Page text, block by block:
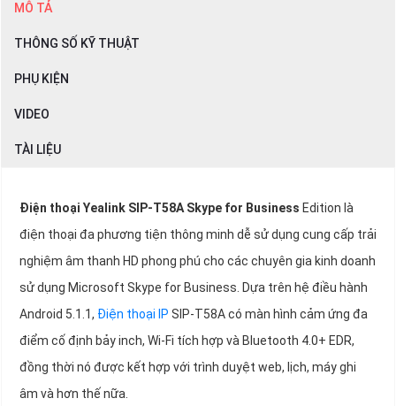
MÔ TẢ
THÔNG SỐ KỸ THUẬT
PHỤ KIỆN
VIDEO
TÀI LIỆU
Điện thoại Yealink SIP-T58A Skype for Business Edition là
điện thoại đa phương tiện thông minh dễ sử dụng cung cấp trải
nghiệm âm thanh HD phong phú cho các chuyên gia kinh doanh
sử dụng Microsoft Skype for Business. Dựa trên hệ điều hành
Android 5.1.1, Điện thoại IP SIP-T58A có màn hình cảm ứng đa
điểm cố định bảy inch, Wi-Fi tích hợp và Bluetooth 4.0+ EDR,
đồng thời nó được kết hợp với trình duyệt web, lịch, máy ghi
âm và hơn thế nữa.